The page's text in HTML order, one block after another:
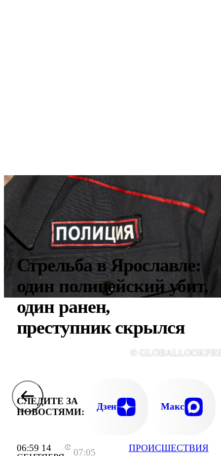
06:59 14
07:05
ПРОИСШЕСТВИЯ
Стрельба в Ярославле:
один полицейский убит,
один ранен,
преступник скрылся
©
СЛЕДИТЕ ЗА
НОВОСТЯМИ:
Дзен Макс